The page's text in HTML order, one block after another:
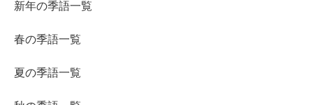
新年の季語一覧
春の季語一覧
夏の季語一覧